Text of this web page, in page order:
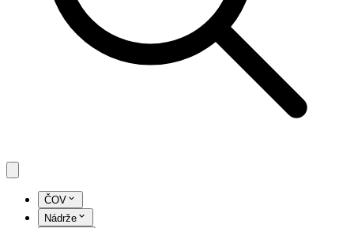
ČOV
Nádrže